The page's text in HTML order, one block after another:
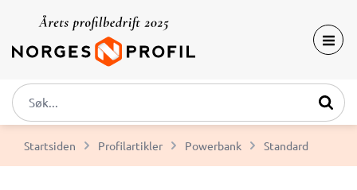
Startsiden Profilartikler Powerbank Standard